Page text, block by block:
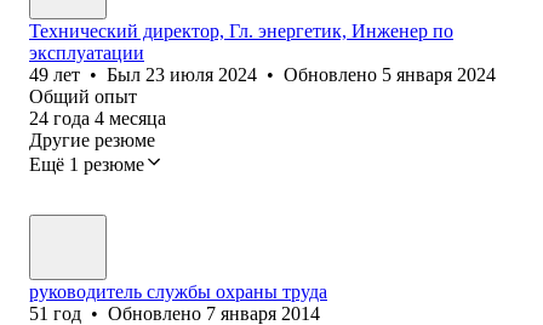
Технический директор, Гл. энергетик, Инженер по
эксплуатации
49 лет • Был 23 июля 2024 • Обновлено 5 января 2024
Общий опыт
24 года 4 месяца
Другие резюме
Ещё 1 резюме
руководитель службы охраны труда
51 год • Обновлено 7 января 2014